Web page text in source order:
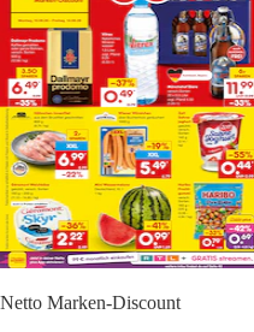
Netto Marken-Discount